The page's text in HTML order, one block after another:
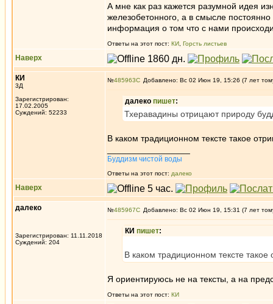
А мне как раз кажется разумной идея
железобетонного, а в смысле
информация о том что с нами
Ответы на этот пост: КИ Горсть листьев
Наверх
КИ
3Д
Зарегистрирован:
17.02.2005
Суждений: 52233
№485963 Добавлено: Вс 02 Июн 19, 15:26 (7 лет
далеко пишет:
Тхеравадины отрицают природу
В каком традиционном тексте такое
Буддизм чистой воды
Ответы на этот пост: далеко
Наверх
далеко
Зарегистрирован: 11.11.2018
Суждений: 204
№485967 Добавлено: Вс 02 Июн 19, 15:31 (7 лет
КИ пишет:
В каком традиционном тексте
Я ориентируюсь не на тексты, а на
Ответы на этот пост: КИ